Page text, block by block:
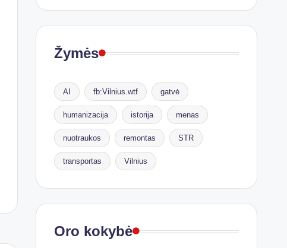
Žymės
AI fb:Vilnius.wtf gatvė
humanizacija istorija menas
nuotraukos remontas STR
transportas Vilnius
Oro kokybė